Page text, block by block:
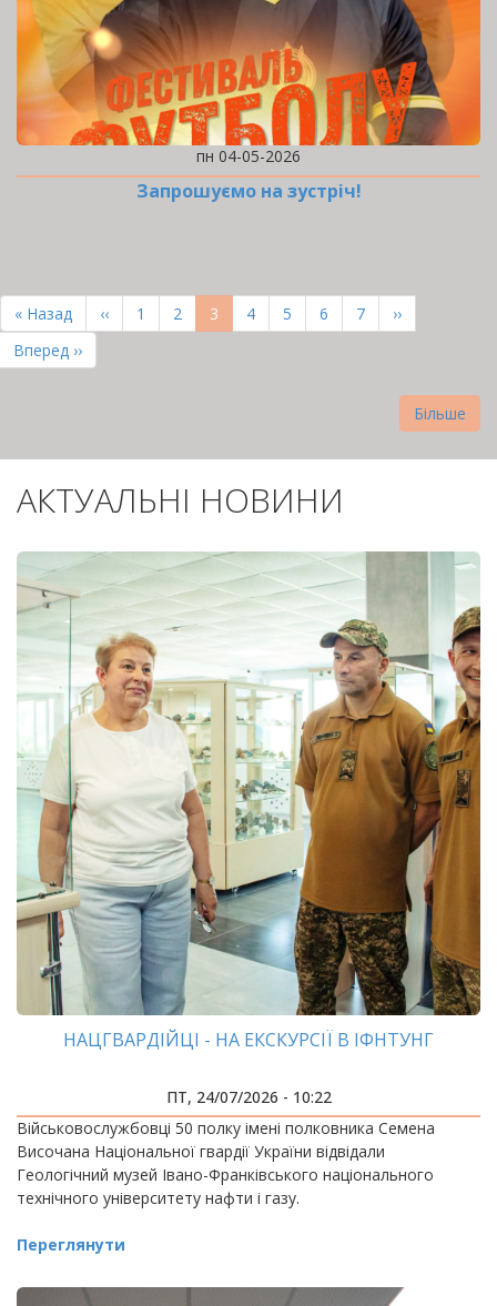
пн 04-05-2026
Запрошуємо на зустріч!
НА
СТОРІНКИ
Перша
сторінка
« Назад
Попередня
сторінка
‹‹ Page
1 Page
2
Поточна
сторінка
3 Page
4 Page
5 Page
6 Page
7
Наступна
сторінка
››
Остання
сторінка
Вперед ››
Більше
АКТУАЛЬНІ НОВИНИ
НАЦГВАРДІЙЦІ - НА ЕКСКУРСІЇ В ІФНТУНГ
ПТ, 24/07/2026 - 10:22
Військовослужбовці 50 полку імені полковника Семена
Височана Національної гвардії України відвідали
Геологічний музей Івано-Франківського національного
технічного університету нафти і газу.
Переглянути